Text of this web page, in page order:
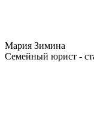
Мария Зимина
Семейный юрист -